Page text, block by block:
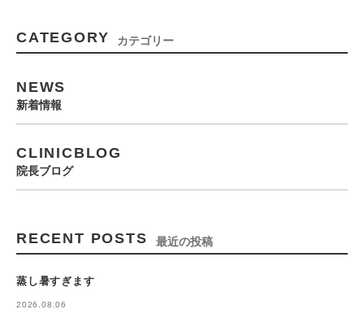
CATEGORY カテゴリー
NEWS
新着情報
CLINICBLOG
院長ブログ
RECENT POSTS 最近の投稿
蒸し暑すぎます
2026.08.06